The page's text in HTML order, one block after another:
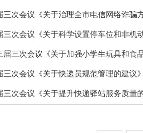
三次会议《关于治理全市电信网络诈骗
三次会议《关于科学设置停车位和非机
届三次会议《关于加强小学生玩具和食
三次会议《关于快递员规范管理的建议
三次会议《关于提升快递驿站服务质量